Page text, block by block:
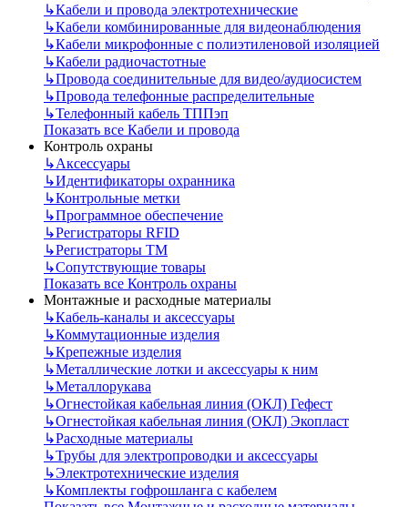
↳Кабели и провода электротехнические
↳Кабели комбинированные для видеонаблюдения
↳Кабели микрофонные с полиэтиленовой изоляцией
↳Кабели радиочастотные
↳Провода соединительные для видео/аудиосистем
↳Провода телефонные распределительные
↳Телефонный кабель ТППэп
Показать все Кабели и провода
Контроль охраны
↳Аксессуары
↳Идентификаторы охранника
↳Контрольные метки
↳Программное обеспечение
↳Регистраторы RFID
↳Регистраторы ТМ
↳Сопутствующие товары
Показать все Контроль охраны
Монтажные и расходные материалы
↳Кабель-каналы и аксессуары
↳Коммутационные изделия
↳Крепежные изделия
↳Металлические лотки и аксессуары к ним
↳Металлорукава
↳Огнестойкая кабельная линия (ОКЛ) Гефест
↳Огнестойкая кабельная линия (ОКЛ) Экопласт
↳Расходные материалы
↳Трубы для электропроводки и аксессуары
↳Электротехнические изделия
↳Комплекты гофрошланга с кабелем